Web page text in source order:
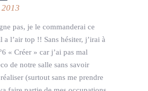
2013
pas, je le commanderai ce
a l’air top !! Sans hésiter, j’irai à
« Créer » car j’ai pas mal
de notre salle sans savoir
(surtout sans me prendre